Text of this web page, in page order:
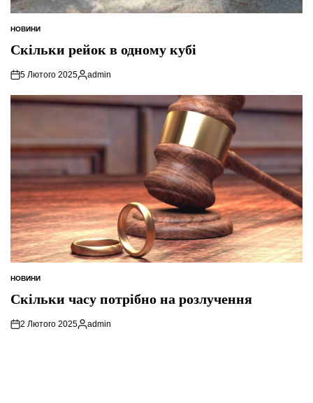
ОПУБЛІКУВАТИ
НОВИНИ
Скільки рейок в одному кубі
5 Лютого 2025
Опубліковано
admin
ОПУБЛІКУВАТИ
НОВИНИ
Скільки часу потрібно на розлучення
2 Лютого 2025
Опубліковано
admin